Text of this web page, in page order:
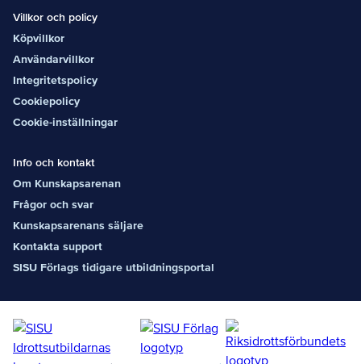
Villkor och policy
Köpvillkor
Användarvillkor
Integritetspolicy
Cookiepolicy
Cookie-inställningar
Info och kontakt
Om Kunskapsarenan
Frågor och svar
Kunskapsarenans säljare
Kontakta support
SISU Förlags tidigare utbildningsportal